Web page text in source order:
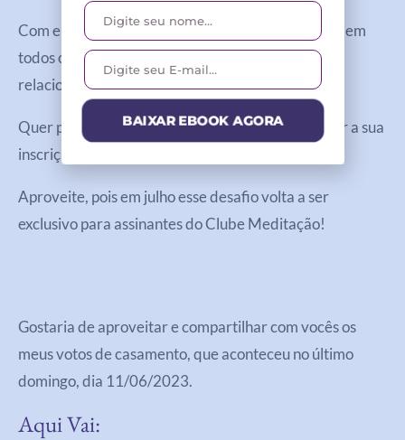
Com ele você pode aprender a manifestar o amor em
todos os aspectos da sua vida, inclusive um
relacionamento saudável.
Quer participar? Basta clicar no link abaixo e fazer a sua
inscrição!
Aproveite, pois em julho esse desafio volta a ser
exclusivo para assinantes do Clube Meditação!
Gostaria de aproveitar e compartilhar com vocês os
meus votos de casamento, que aconteceu no último
domingo, dia 11/06/2023.
Aqui Vai:
BAIXAR EBOOK AGORA